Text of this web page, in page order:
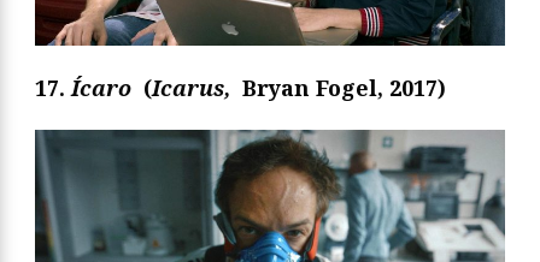
17.Ícaro (Icarus, Bryan Fogel, 2017)